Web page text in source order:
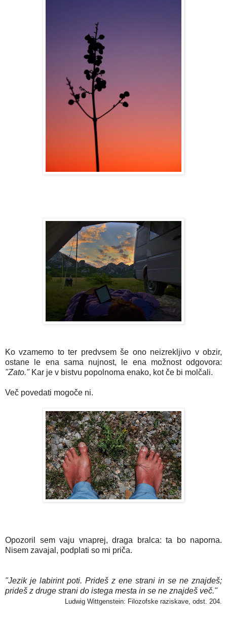
Ko vzamemo to ter predvsem še ono neizrekljivo v obzir,
ostane le ena sama nujnost, le ena možnost odgovora:
"Zato."Kar je v bistvu popolnoma enako, kot če bi molčali.
Več povedati mogoče ni.
Opozoril sem vaju vnaprej, draga bralca: ta bo naporna.
Nisem zavajal, podplati so mi priča.
"Jezik je labirint poti. Prideš z ene strani in se ne znajdeš;
prideš z druge strani do istega mesta in se ne znajdeš več."
Ludwig Wittgenstein: Filozofske raziskave, odst. 204.